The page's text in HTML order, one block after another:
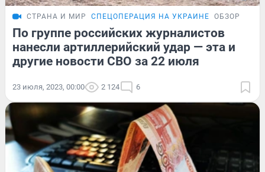
СТРАНА И МИР СПЕЦОПЕРАЦИЯ НА УКРАИНЕ ОБЗОР
По группе российских журналистов
нанесли артиллерийский удар — эта и
другие новости СВО за 22 июля
23 июля, 2023, 00:00 2 124 6